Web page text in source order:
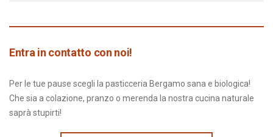
Entra in contatto con noi!
Per le tue pause scegli la pasticceria Bergamo sana e biologica!
Che sia a colazione, pranzo o merenda la nostra cucina naturale
saprà stupirti!